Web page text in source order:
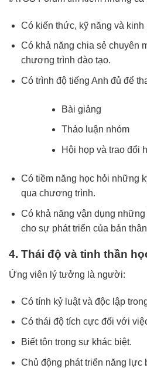
Có kiến thức, kỹ năng và kinh
Có khả năng chia sẻ chuyên
chương trình đào tạo.
Có trình độ tiếng Anh đủ để
Bài giảng
Thảo luận nhóm
Hội họp và trao đổi
Có tiềm năng học hỏi những
qua chương trình.
Có khả năng vận dụng
cho sự phát triển của bản
4. Thái độ và tinh thần
Ứng viên lý tưởng là người:
Có tính kỷ luật và độc lập
Có thái độ tích cực đối với
Biết tôn trọng sự khác biệt.
Chủ động phát triển năng lực